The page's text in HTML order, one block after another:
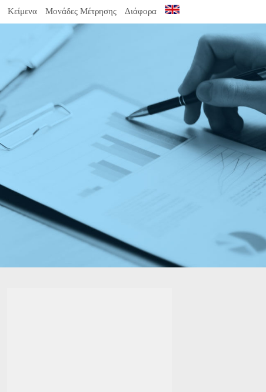
Κείμενα Μονάδες Μέτρησης Διάφορα